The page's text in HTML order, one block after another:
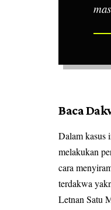
Baca
Dalam kasus
melakukan
cara
terdakwa
Letnan Satu